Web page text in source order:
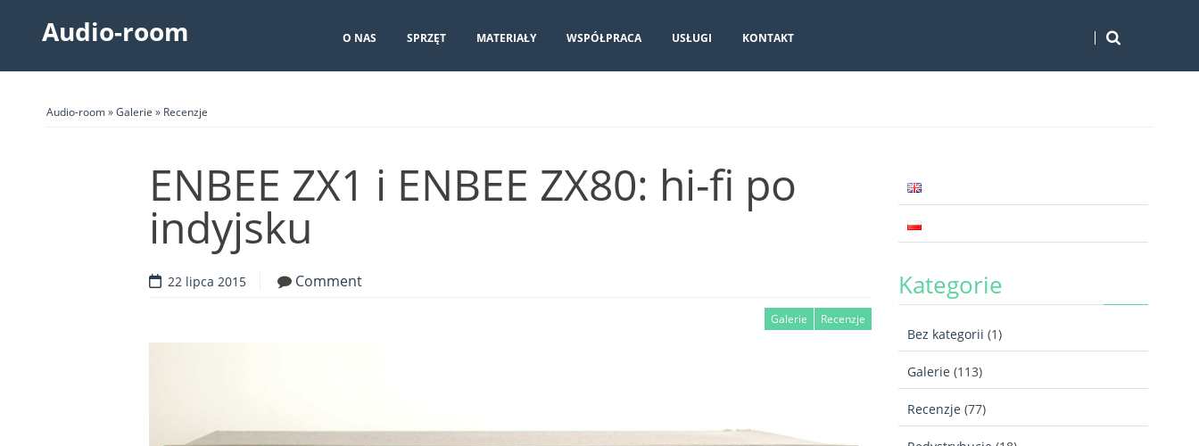
Audio-room O NAS SPRZĘT MATERIAŁY WSPÓŁPRACA USŁUGI KONTAKT
Audio-room»Galerie » Recenzje
ENBEE ZX1 i ENBEE ZX80: hi-fi po
indyjsku
22 lipca 2015 Comment
Galerie Recenzje
Kategorie
Bez kategorii (1)
Galerie (113)
Recenzje (77)